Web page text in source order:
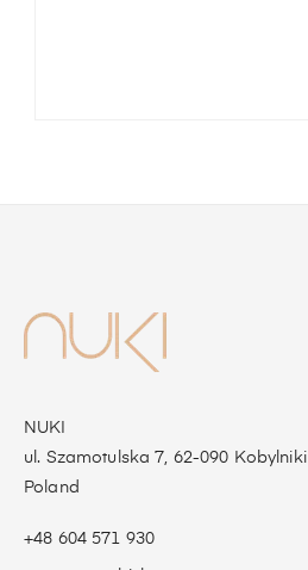
NUKI
ul. Szamotulska 7, 62-090 Kobylniki
Poland
+48 604 571 930